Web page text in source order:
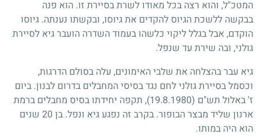
המטכ"ל, והוא רצה בכל מאודו לשרת בסיירת זו. הוא פנה
בבקשה ללשכת הגיוס להקדים את גיוסו, ובקשתו נענתה. גיוסו
הוקדם, אבל בגלל ליקוי כלשהו בעמוד השדרה הועבר גיא לסיירת
גולני, ובה שירת עד שנפל.
גיא עבר בהצלחה את שלבי האימונים, עלה בסולם הדרגות,
וכסמל בסיירת גולני לחם נגד בסיסי המחבלים בדרום לבנון. ביום
ז' באלול תש"ם (19.8.1980)
, תקפה יחידתו בסיס מחבלים ברמת
ארנון שליד מבצר הבופור. בקרב זה נפגע גיא ונפל. בן 20 שנים
הוא היה במותו.